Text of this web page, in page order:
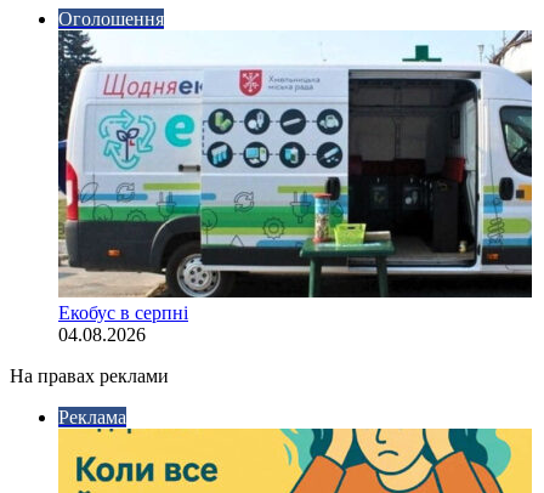
Оголошення
Екобус в серпні
04.08.2026
На правах реклами
Реклама